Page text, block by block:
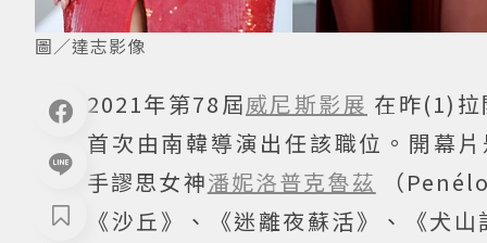
圖／達志影像
2021年第78屆威尼斯影展 在昨(1)拉
首次由南韓導演出任該職位。開幕
手謬思女神潘妮洛普克魯茲
（
《沙丘》、《迷離夜蘇活》、《犬